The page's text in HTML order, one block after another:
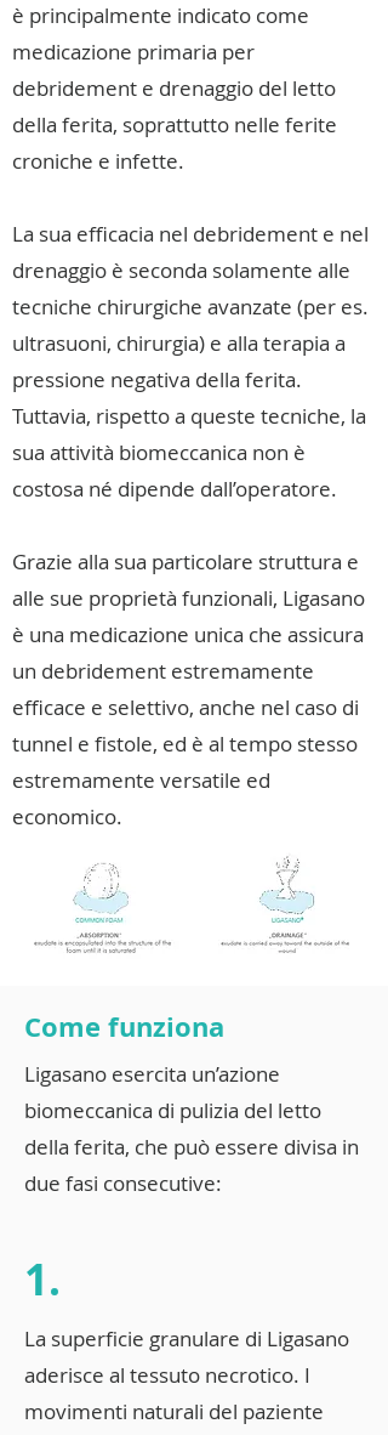
è principalmente indicato come
medicazione primaria per
debridement e drenaggio del letto
della ferita, soprattutto nelle ferite
croniche e infette.
La sua efficacia nel debridement e nel
drenaggio è seconda solamente alle
tecniche chirurgiche avanzate (per es.
ultrasuoni, chirurgia) e alla terapia a
pressione negativa della ferita.
Tuttavia, rispetto a queste tecniche, la
sua attività biomeccanica non è
costosa né dipende dall’operatore.
Grazie alla sua particolare struttura e
alle sue proprietà funzionali, Ligasano
è una medicazione unica che assicura
un debridement estremamente
efficace e selettivo, anche nel caso di
tunnel e fistole, ed è al tempo stesso
estremamente versatile ed
economico.
Come funziona
Ligasano esercita un’azione
biomeccanica di pulizia del letto
della ferita, che può essere divisa in
due fasi consecutive:
1.
La superficie granulare di Ligasano
aderisce al tessuto necrotico. I
movimenti naturali del paziente